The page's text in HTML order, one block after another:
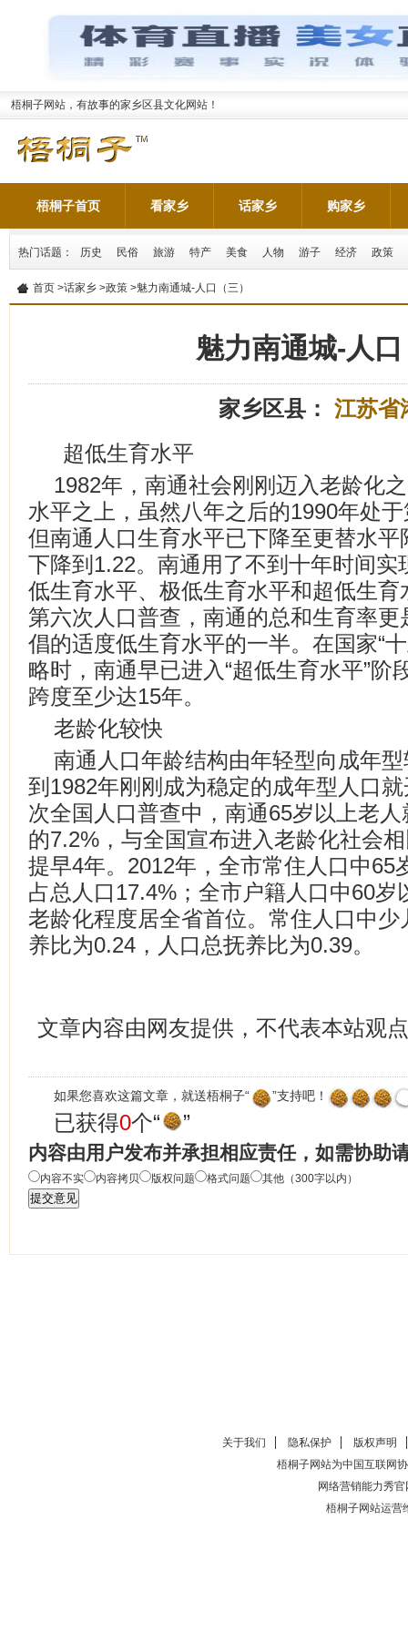
梧桐子网站，有故事的家乡区县文化网站！
梧桐子首页 看家乡 话家乡 购家乡
热门话题： 历史 民俗 旅游 特产 美食 人物 游子 经济 政策
首页 >话家乡 >政策 >魅力南通城-人口（三）
魅力南通城-人
家乡区县： 江苏省
超低生育水平
1982年，南通社会刚刚迈入老龄化
水平之上，虽然八年之后的1990年处
但南通人口生育水平已下降至更替水
下降到1.22。南通用了不到十年时间
低生育水平、极低生育水平和超低生
第六次人口普查，南通的总和生育率
倡的适度低生育水平的一半。在国家“
略时，南通早已进入“超低生育水平”阶
跨度至少达15年。
老龄化较快
南通人口年龄结构由年轻型向成年
到1982年刚刚成为稳定的成年型人口
次全国人口普查中，南通65岁以上老
的7.2%，与全国宣布进入老龄化社会
提早4年。2012年，全市常住人口中65
占总人口17.4%；全市户籍人口中60岁
老龄化程度居全省首位。常住人口中
养比为0.24，人口总抚养比为0.39。
文章内容由网友提供，不代表本站观点
如果您喜欢这篇文章，就送梧桐子“ ”支持吧！
已获得0个“ ”
内容由用户发布并承担相应责任，如需协助
内容不实 内容拷贝 版权问题 格式问题 其他（300字以内）
关于我们 隐私保护
版权声明
梧桐子网站为中国互联网
网络营销能力秀官
梧桐子网站运营